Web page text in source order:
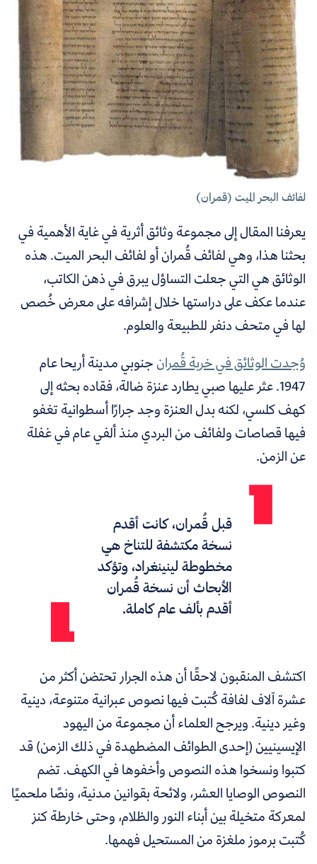
لفائف البحر الميت (قمران)
يعرفنا المقال إلى مجموعة وثائق أثرية في غاية الأهمية في
بحثنا هذا، وهي لفائف قُمران أو لفائف البحر الميت. هذه
الوثائق هي التي جعلت التساؤل يبرق في ذهن الكاتب،
عندما عكف على دراستها خلال إشرافه على معرض خُصص
لها في متحف دنفر للطبيعة والعلوم.
وُجدت الوثائق في خربة قُمرانجنوبي مدينة أريحا عام
1947. عثر عليها صبي يطارد عنزة ضالة، فقاده بحثه إلى
كهف كلسي، لكنه بدل العنزة وجد جرارًا أسطوانية تغفو
فيها قصاصات ولفائف من البردي منذ ألفي عام في غفلة
عن الزمن.
قبل قُمران، كانت أقدم
نسخة مكتشفة للتناخ هي
مخطوطة لينينغراد، وتؤكد
الأبحاث أن نسخة قُمران
أقدم بألف عام كاملة.
اكتشف المنقبون لاحقًا أن هذه الجرار تحتضن أكثر من
عشرة آلاف لفافة كُتبت فيها نصوص عبرانية متنوعة، دينية
وغير دينية. ويرجح العلماء أن مجموعة من اليهود
الإيسينيين (إحدى الطوائف المضطهدة في ذلك الزمن) قد
كتبوا ونسخوا هذه النصوص وأخفوها في الكهف. تضم
النصوص الوصايا العشر، ولائحة بقوانين مدنية، ونصًا ملحميًا
لمعركة متخيلة بين أبناء النور والظلام، وحتى خارطة كنز
كُتبت برموز ملغزة من المستحيل فهمها.